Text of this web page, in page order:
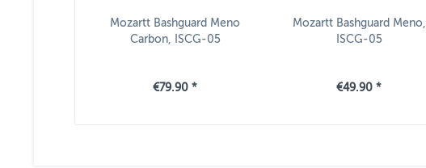
Mozartt Bashguard Meno
Carbon, ISCG-05
€79.90 *
Mozartt Bashguard Meno,
ISCG-05
€49.90 *